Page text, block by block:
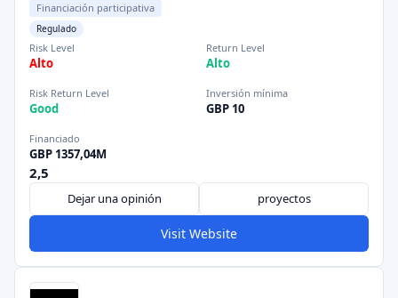
Financiación participativa
Regulado
Risk Level
Alto
Return Level
Alto
Risk Return Level
Good
Inversión mínima
GBP 10
Financiado
GBP 1357,04M
2,5
Dejar una opinión proyectos
Visit Website